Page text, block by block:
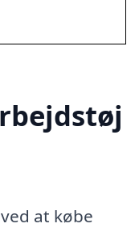
at købe